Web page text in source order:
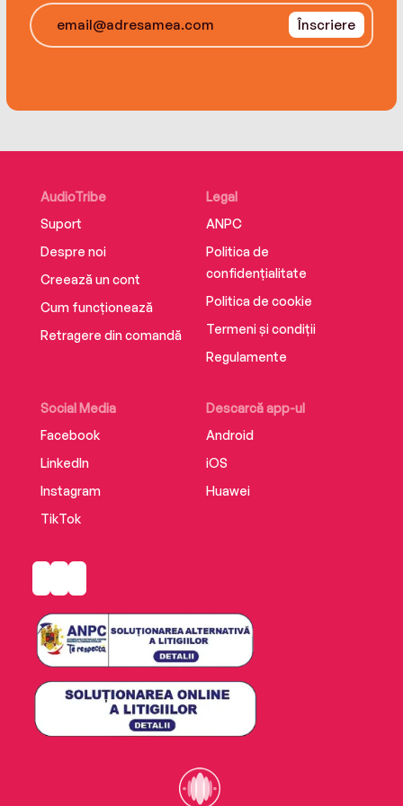
Înscriere
AudioTribe
Suport
Despre noi
Creează un cont
Cum funcționează
Retragere din comandă
Social Media
Facebook
LinkedIn
Instagram
TikTok
Descarcă app-ul
Android
iOS
Huawei
Legal
ANPC
Politica de
confidențialitate
Politica de cookie
Termeni și condiții
Regulamente